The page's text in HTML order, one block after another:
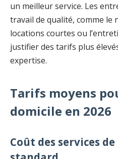
un meilleur service. Les
travail de qualité, comme le
locations courtes ou
justifier des tarifs plus
expertise.
Tarifs moyens
domicile en 2026
Coût des services